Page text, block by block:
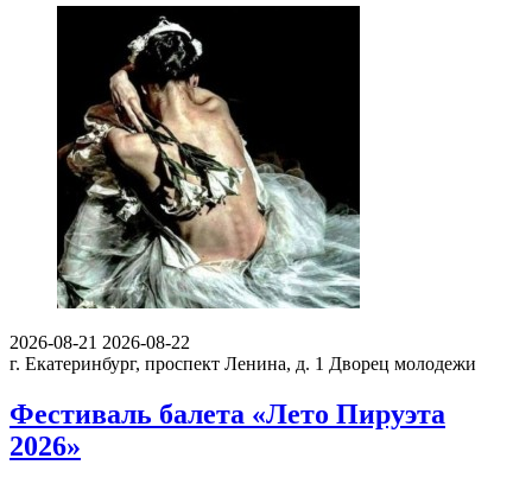
2026-08-21 2026-08-22
г. Екатеринбург, проспект Ленина, д. 1 Дворец молодежи
Фестиваль балета «Лето Пируэта
2026»